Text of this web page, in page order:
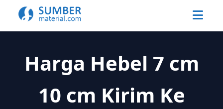
Harga Hebel 7 cm
10 cm Kirim Ke